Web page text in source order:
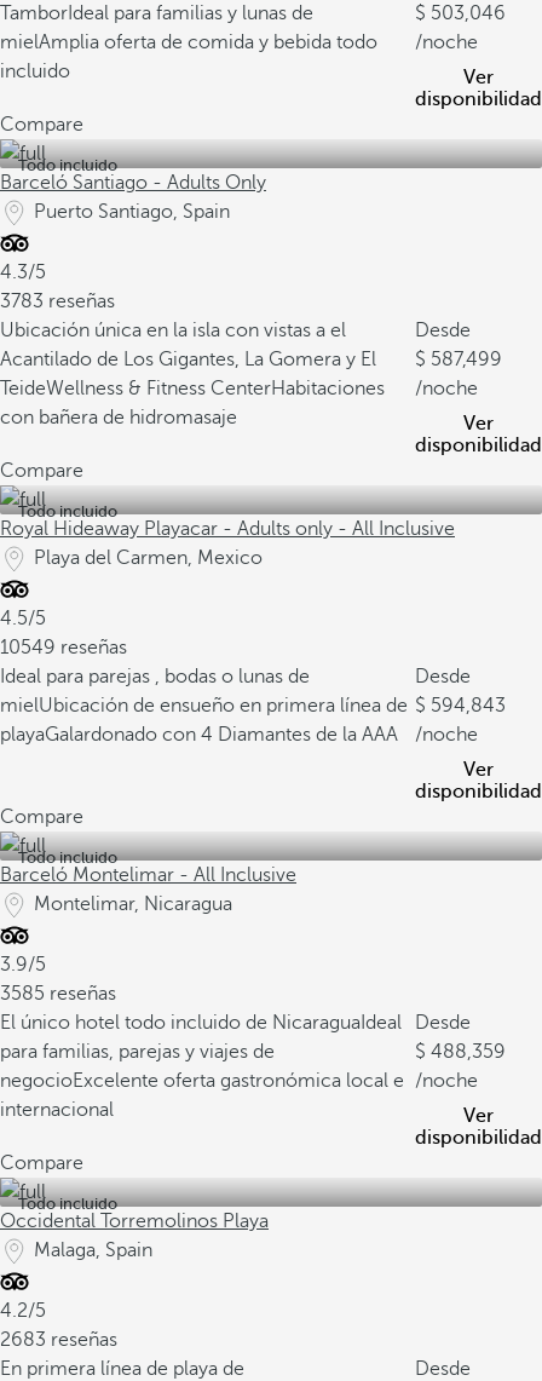
Tambor Ideal para familias y lunas de
mielAmplia oferta de comida y bebida todo
incluido
503,046
/noche
Ver
disponibilidad
Compare
Todo incluido
Barceló Santiago - Adults Only
Puerto Santiago, Spain
4.3/5
3783 reseñas
Ubicación única en la isla con vistas a el
Acantilado de Los Gigantes, La Gomera y El
TeideWellness & Fitness CenterHabitaciones
con bañera de hidromasaje
Desde
587,499
/noche
Ver
disponibilidad
Compare
Todo incluido
Royal Hideaway Playacar - Adults only - All Inclusive
Playa del Carmen, Mexico
4.5/5
10549 reseñas
Ideal para parejas , bodas o lunas de
mielUbicación de ensueño en primera línea de
playaGalardonado con 4 Diamantes de la AAA
Desde
594,843
/noche
Ver
disponibilidad
Compare
Todo incluido
Barceló Montelimar - All Inclusive
Montelimar, Nicaragua
3.9/5
3585 reseñas
El único hotel todo incluido de Nicaragua Ideal
para familias, parejas y viajes de
negocioExcelente oferta gastronómica local e
internacional
Desde
488,359
/noche
Ver
disponibilidad
Compare
Todo incluido
Occidental Torremolinos Playa
Malaga, Spain
4.2/5
2683 reseñas
En primera línea de playa de
Desde